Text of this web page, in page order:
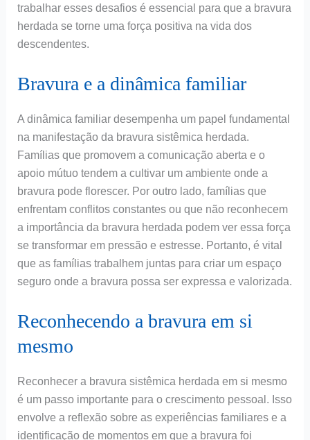
trabalhar esses desafios é essencial para que a bravura
herdada se torne uma força positiva na vida dos
descendentes.
Bravura e a dinâmica familiar
A dinâmica familiar desempenha um papel fundamental
na manifestação da bravura sistêmica herdada.
Famílias que promovem a comunicação aberta e o
apoio mútuo tendem a cultivar um ambiente onde a
bravura pode florescer. Por outro lado, famílias que
enfrentam conflitos constantes ou que não reconhecem
a importância da bravura herdada podem ver essa força
se transformar em pressão e estresse. Portanto, é vital
que as famílias trabalhem juntas para criar um espaço
seguro onde a bravura possa ser expressa e valorizada.
Reconhecendo a bravura em si
mesmo
Reconhecer a bravura sistêmica herdada em si mesmo
é um passo importante para o crescimento pessoal. Isso
envolve a reflexão sobre as experiências familiares e a
identificação de momentos em que a bravura foi